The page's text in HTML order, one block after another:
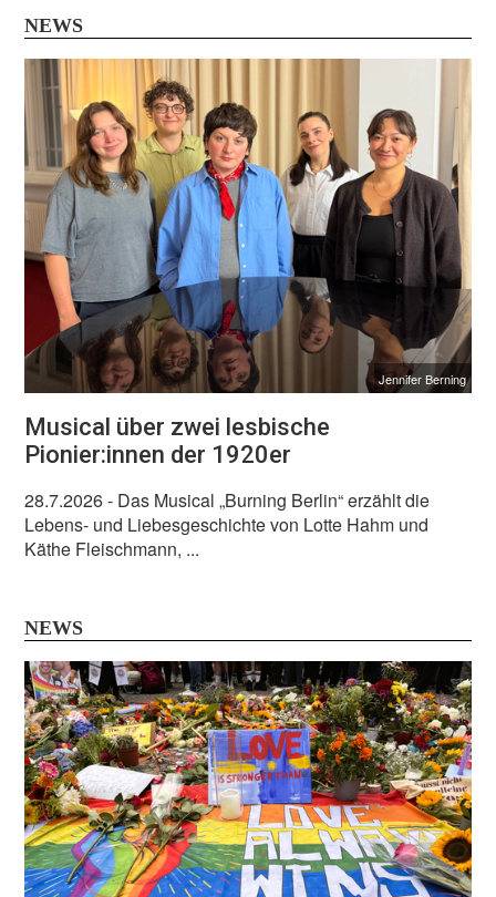
NEWS
Jennifer Berning
Musical über zwei lesbische
Pionier:innen der 1920er
28.7.2026- Das Musical „Burning Berlin“ erzählt die
Lebens- und Liebesgeschichte von Lotte Hahm und
Käthe Fleischmann, ...
NEWS